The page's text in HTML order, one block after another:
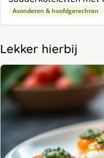
Avondeten & hoofdgerechten
Lekker hierbij